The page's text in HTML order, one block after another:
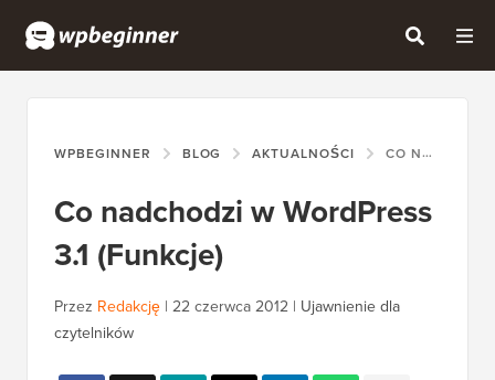
WPBEGINNER BLOG AKTUALNOŚCI CO NADCHODZI W WORDPRESS 3.1 (FUNKCJE)
Co nadchodzi w WordPress
3.1 (Funkcje)
Przez Redakcję | 22 czerwca 2012 | Ujawnienie dla
czytelników